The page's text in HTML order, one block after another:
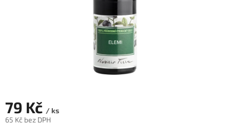
79 Kč / ks
65 Kč bez DPH